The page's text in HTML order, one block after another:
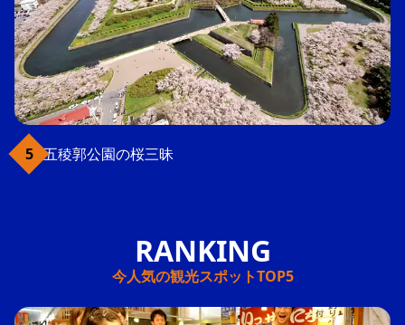
五稜郭公園の桜三昧
今人気の観光スポットTOP5